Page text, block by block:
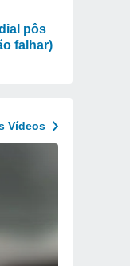
pôs
falhar)
Vídeos